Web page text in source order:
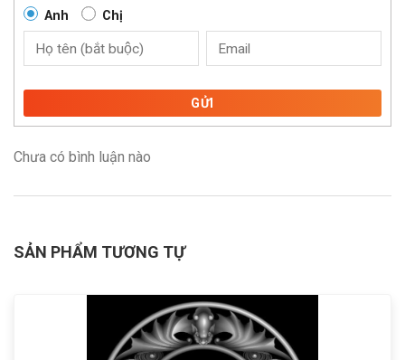
Anh Chị
GỬI
Chưa có bình luận nào
SẢN PHẨM TƯƠNG TỰ